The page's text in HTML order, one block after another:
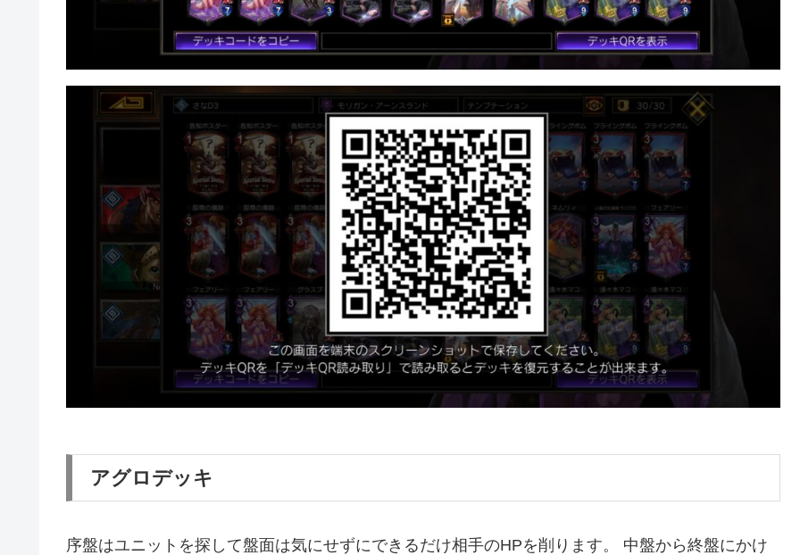
アグロデッキ
序盤はユニットを探して盤面は気にせずにできるだけ相手のHPを削ります。 中盤から終盤にかけ